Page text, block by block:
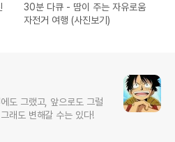
30분 다큐 - 땀이 주는 자유로움
자전거 여행 (사진보기)
도 그랬고, 앞으로도 그럴
래도 변해갈 수는 있다!